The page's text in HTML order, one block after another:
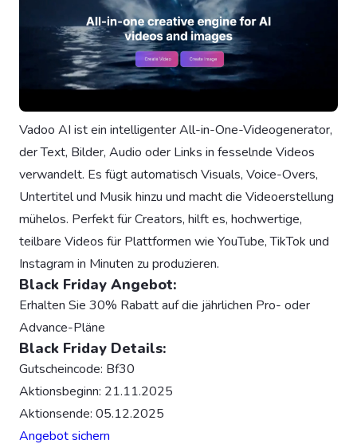
Vadoo AI ist ein intelligenter All-in-One-Videogenerator,
der Text, Bilder, Audio oder Links in fesselnde Videos
verwandelt. Es fügt automatisch Visuals, Voice-Overs,
Untertitel und Musik hinzu und macht die Videoerstellung
mühelos. Perfekt für Creators, hilft es, hochwertige,
teilbare Videos für Plattformen wie YouTube, TikTok und
Instagram in Minuten zu produzieren.
Black Friday Angebot:
Erhalten Sie 30% Rabatt auf die jährlichen Pro- oder
Advance-Pläne
Black Friday Details:
Gutscheincode: Bf30
Aktionsbeginn: 21.11.2025
Aktionsende: 05.12.2025
Angebot sichern